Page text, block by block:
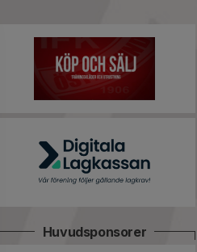
Huvudsponsorer